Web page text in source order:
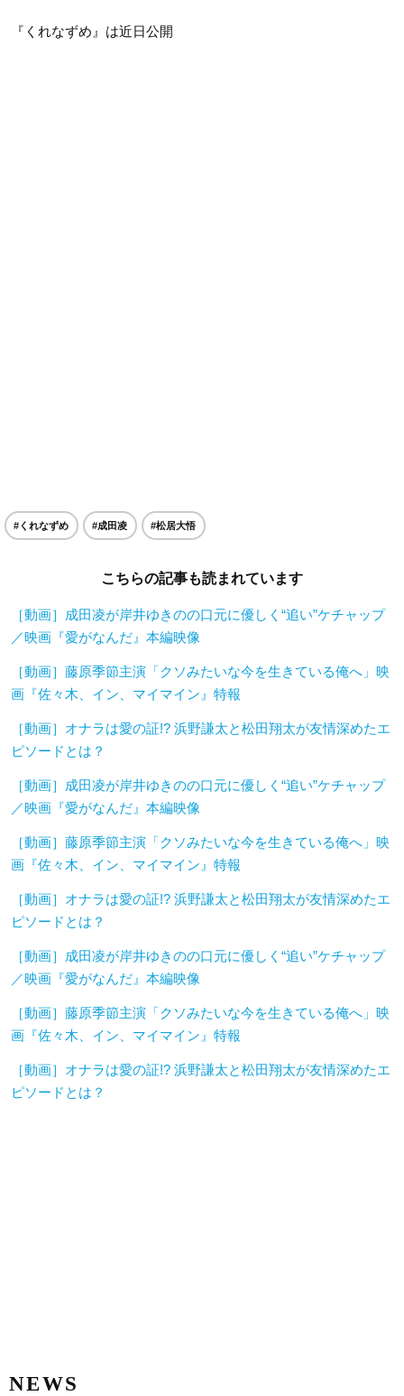
『くれなずめ』は近日公開
#くれなずめ #成田凌 #松居⼤悟
こちらの記事も読まれています
［動画］成田凌が岸井ゆきのの口元に優しく“追い”ケチャップ
／映画『愛がなんだ』本編映像
［動画］藤原季節主演「クソみたいな今を生きている俺へ」映
画『佐々木、イン、マイマイン』特報
［動画］オナラは愛の証!? 浜野謙太と松田翔太が友情深めたエ
ピソードとは？
［動画］成田凌が岸井ゆきのの口元に優しく“追い”ケチャップ
／映画『愛がなんだ』本編映像
［動画］藤原季節主演「クソみたいな今を生きている俺へ」映
画『佐々木、イン、マイマイン』特報
［動画］オナラは愛の証!? 浜野謙太と松田翔太が友情深めたエ
ピソードとは？
［動画］成田凌が岸井ゆきのの口元に優しく“追い”ケチャップ
／映画『愛がなんだ』本編映像
［動画］藤原季節主演「クソみたいな今を生きている俺へ」映
画『佐々木、イン、マイマイン』特報
［動画］オナラは愛の証!? 浜野謙太と松田翔太が友情深めたエ
ピソードとは？
NEWS